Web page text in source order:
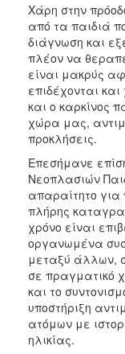
Χάρη στην
από τα παιδιά
διάγνωση και
πλέον να
είναι μακρύς
επιδέχονται
και ο καρκίνος
χώρα μας,
προκλήσεις.
Επεσήμανε
Νεοπλασιών
απαραίτητο
πλήρης
χρόνο είναι
οργανωμένα
μεταξύ άλλων,
σε πραγματικό
και το
υποστήριξη
ατόμων με
ηλικίας.